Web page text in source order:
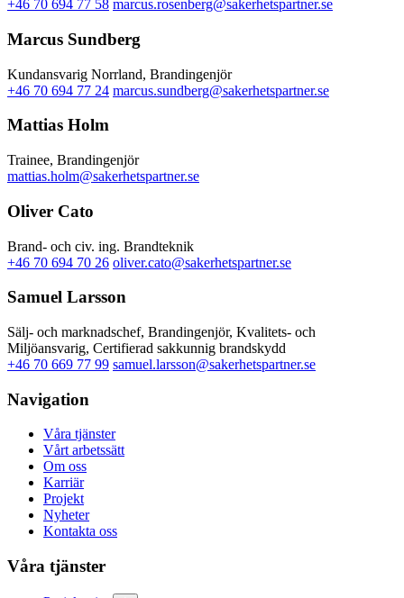
+46 70 694 77 58 marcus.rosenberg@sakerhetspartner.se
Marcus Sundberg
Kundansvarig Norrland, Brandingenjör
+46 70 694 77 24 marcus.sundberg@sakerhetspartner.se
Mattias Holm
Trainee, Brandingenjör
mattias.holm@sakerhetspartner.se
Oliver Cato
Brand- och civ. ing. Brandteknik
+46 70 694 70 26 oliver.cato@sakerhetspartner.se
Samuel Larsson
Sälj- och marknadschef, Brandingenjör, Kvalitets- och
Miljöansvarig, Certifierad sakkunnig brandskydd
+46 70 669 77 99 samuel.larsson@sakerhetspartner.se
Navigation
Våra tjänster
Vårt arbetssätt
Om oss
Karriär
Projekt
Nyheter
Kontakta oss
Våra tjänster